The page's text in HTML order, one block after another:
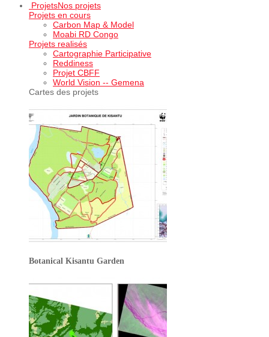
ProjetsNos projets
Projets en cours
Carbon Map & Model
Moabi RD Congo
Projets realisés
Cartographie Participative
Reddiness
Projet CBFF
World Vision -- Gemena
Cartes des projets
Botanical Kisantu Garden